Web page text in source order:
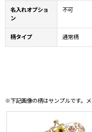
名入れオプショ
ン
不可
柄タイプ 通常柄
※下記画像の柄はサンプルです。メ